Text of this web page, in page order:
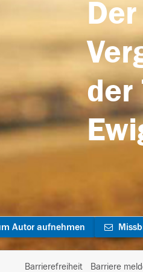
der
Autor aufnehmen
Barrierefreiheit Barriere